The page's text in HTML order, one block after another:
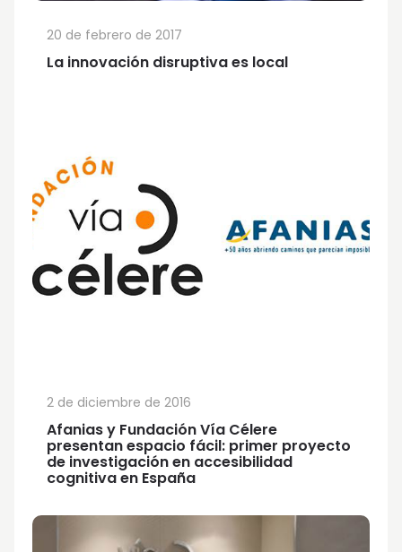
La innovación disruptiva es local
20 de febrero de 2017
Afanias y Fundación Vía Célere
presentan espacio fácil: primer proyecto
de investigación en accesibilidad
cognitiva en España
2 de diciembre de 2016